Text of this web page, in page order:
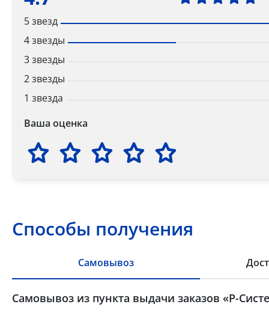
5 звезд
4 звезды
3 звезды
2 звезды
1 звезда
Ваша оценка
Способы получения
Самовывоз
Самовывоз из пункта выдачи заказов «Р-